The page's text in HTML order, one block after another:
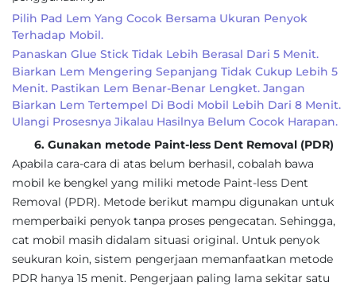
Pilih Pad Lem Yang Cocok Bersama Ukuran Penyok
Terhadap Mobil.
Panaskan Glue Stick Tidak Lebih Berasal Dari 5 Menit.
Biarkan Lem Mengering Sepanjang Tidak Cukup Lebih 5
Menit. Pastikan Lem Benar-Benar Lengket. Jangan
Biarkan Lem Tertempel Di Bodi Mobil Lebih Dari 8 Menit.
Ulangi Prosesnya Jikalau Hasilnya Belum Cocok Harapan.
6. Gunakan metode Paint-less Dent Removal (PDR)
Apabila cara-cara di atas belum berhasil, cobalah bawa
mobil ke bengkel yang miliki metode Paint-less Dent
Removal (PDR). Metode berikut mampu digunakan untuk
memperbaiki penyok tanpa proses pengecatan. Sehingga,
cat mobil masih didalam situasi original. Untuk penyok
seukuran koin, sistem pengerjaan memanfaatkan metode
PDR hanya 15 menit. Pengerjaan paling lama sekitar satu